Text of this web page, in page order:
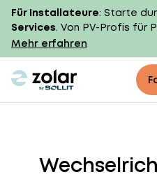
Für Installateure: Starte
Services. Von PV-Profis für
Mehr erfahren
zolar logo